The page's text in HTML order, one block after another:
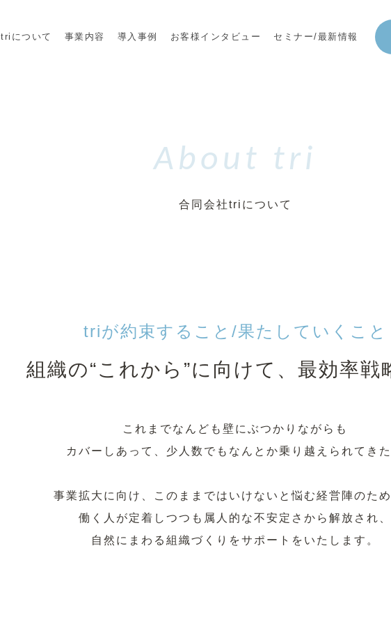
triについて 事業内容 導入事例 お客様インタビュー セミナー/最新情報
About tri
合同会社triについて
triが約束すること/果たしていくこと
組織の“これから”に向けて、 最効率戦
これまでなんども壁にぶつかりながらも
カバーしあって、少⼈数でも なんとか乗り越えられてきた
事業拡⼤に向け、 このままではいけないと悩む経営陣のため
働く⼈が定着しつつも 属⼈的な不安定さから解放され、
⾃然にまわる組織づくりをサポートをいたします。